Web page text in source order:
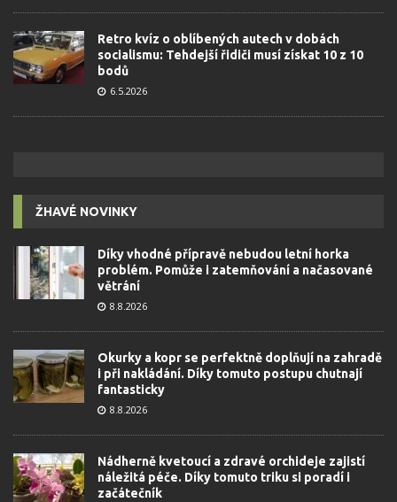
Retro kvíz o oblíbených autech v dobách
socialismu: Tehdejší řidiči musí získat 10 z 10
bodů
6.5.2026
ŽHAVÉ NOVINKY
Díky vhodné přípravě nebudou letní horka
problém. Pomůže i zatemňování a načasované
větrání
8.8.2026
Okurky a kopr se perfektně doplňují na zahradě
i při nakládání. Díky tomuto postupu chutnají
fantasticky
8.8.2026
Nádherně kvetoucí a zdravé orchideje zajistí
náležitá péče. Díky tomuto triku si poradí i
začátečník